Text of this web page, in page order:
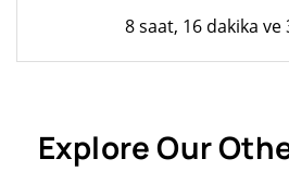
8 saat, 16 dakika ve
Explore Our